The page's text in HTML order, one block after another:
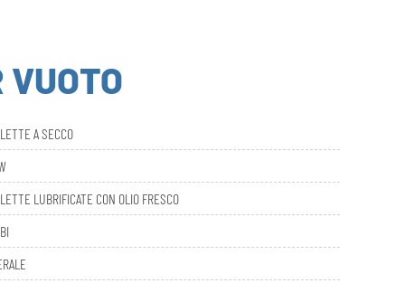
VUOTO
A SECCO
LUBRIFICATE CON OLIO FRESCO